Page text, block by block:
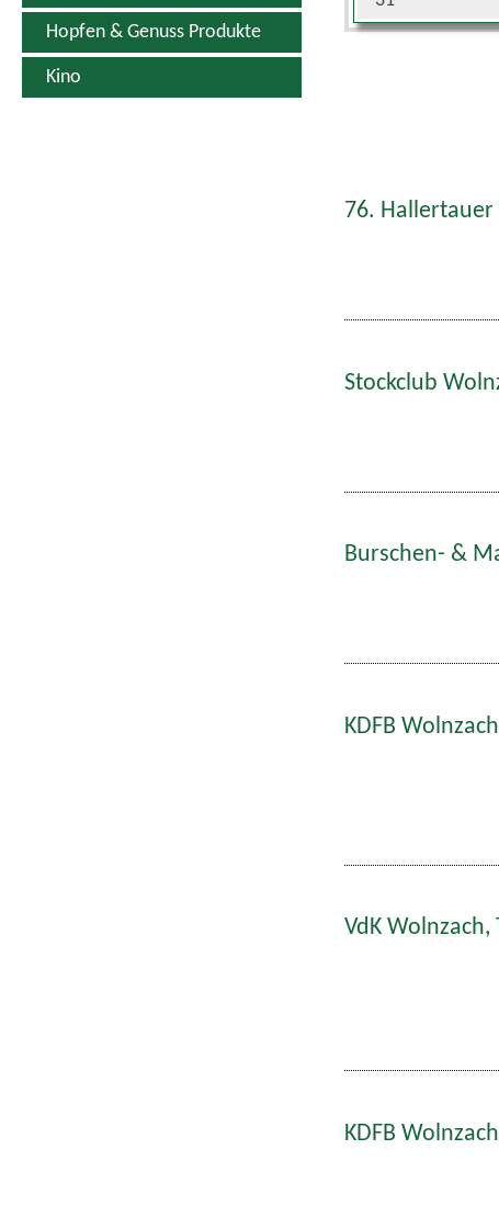
Hopfen & Genuss Produkte
Kino
76. Hallertauer
Stockclub
Burschen- &
KDFB
VdK
KDFB